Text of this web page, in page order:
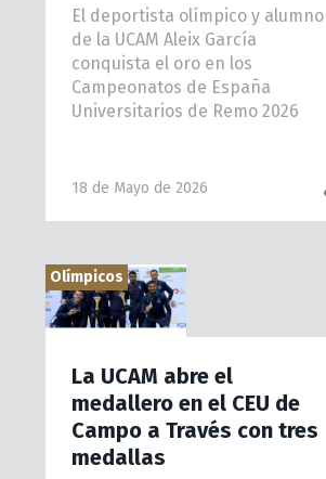
El deportista olímpico y alumno
de la UCAM Aleix García
conquista el oro en los
Campeonatos de España
Universitarios de Remo 2026
18 de Mayo de 2026
Olímpicos
La UCAM abre el
medallero en el CEU de
Campo a Través con tres
medallas